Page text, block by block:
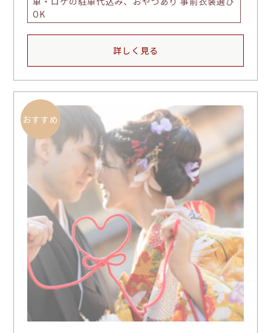
OK
詳しく見る